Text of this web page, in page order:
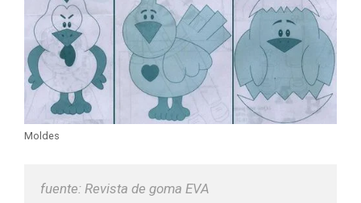
Moldes
fuente: Revista de goma EVA